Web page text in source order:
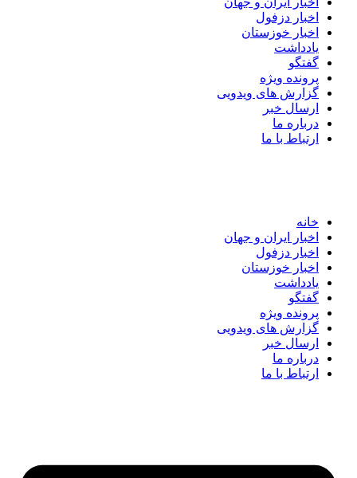
اخبار دزفول
اخبار خوزستان
یادداشت
گفتگو
پرونده ویژه
گزارش های ویدویی
ارسال خبر
درباره ما
ارتباط با ما
خانه
اخبار ایران و جهان
اخبار دزفول
اخبار خوزستان
یادداشت
گفتگو
پرونده ویژه
گزارش های ویدویی
ارسال خبر
درباره ما
ارتباط با ما